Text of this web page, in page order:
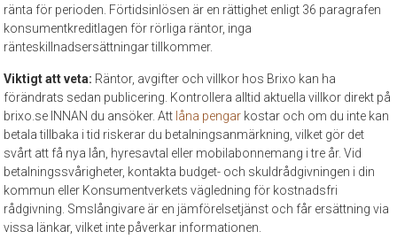
ränta för perioden. Förtidsinlösen är en rättighet enligt 36 paragrafen
konsumentkreditlagen för rörliga räntor, inga
ränteskillnadsersättningar tillkommer.
Viktigt att veta: Räntor, avgifter och villkor hos Brixo kan ha
förändrats sedan publicering. Kontrollera alltid aktuella villkor direkt på
brixo.se INNAN du ansöker. Att låna pengar kostar och om du inte kan
betala tillbaka i tid riskerar du betalningsanmärkning, vilket gör det
svårt att få nya lån, hyresavtal eller mobilabonnemang i tre år. Vid
betalningssvårigheter, kontakta budget- och skuldrådgivningen i din
kommun eller Konsumentverkets vägledning för kostnadsfri
rådgivning. Smslångivare är en jämförelsetjänst och får ersättning via
vissa länkar, vilket inte påverkar informationen.